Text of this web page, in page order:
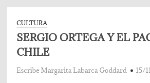
CULTURA
SERGIO ORTEGA Y EL
CHILE
Escribe Margarita Labarca Goddard 15/